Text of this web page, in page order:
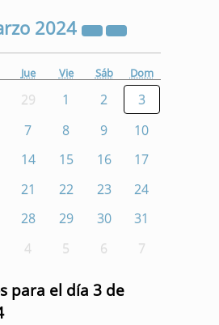
2024
Jue Vie Sáb Dom
29 1 2
3
7 8 9
10
14 15 16
17
21 22 23
24
28 29 30
31
4 5 6 7
para el día 3 de